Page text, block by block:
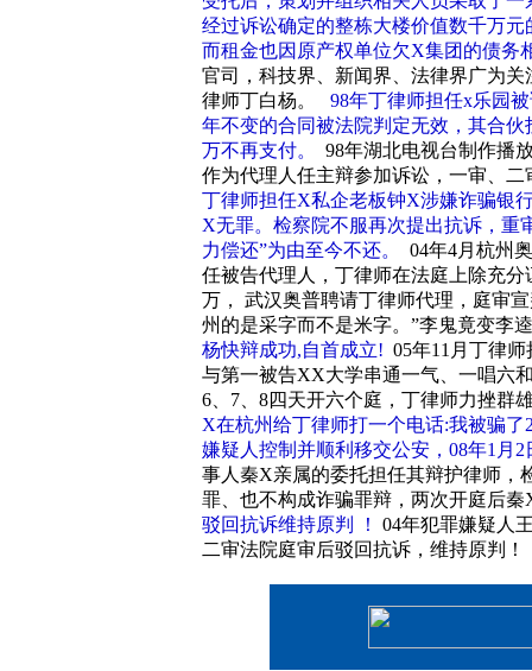
经过诉讼确定的整栋大楼价值数千万
而租金也因原产权单位欠X集团的债务
官司，科技界、新闻界、法律界广为
律师丁白杨。 98年丁律师担任x乐园
年不变的合同被法院判定无效，其合
万不再支付。
98年湖北电视台制作播
作为代理人任主辩参加诉讼，一审、
丁律师担任X私企老板钟X涉嫌诈骗银
X无罪。检察院不服再次提出抗诉，重
力偿还”为由至今不还。 04年4月杭州
任被告代理人，丁律师在法庭上除充
万， 武汉奥普聘请丁律师代理，庭审
州的是采字而不是米字。”李鬼竟变李
杨快辩成功,自首成立! 05年11月丁律
与第一被告XX大学串通一气、一唱六
6、7、8四天开六个庭，丁律师力挫群
X在杭州给丁律师打一个电话:我被骗
嫌疑人控制并顺利移交公安，08年1月
事人秦X亲属的委托担任其辩护律师，
罪、也不构成诈骗罪辩，两次开庭后秦
驳回抗诉维持原判 ！ 04年犯罪嫌疑人
二审法院庭审后驳回抗诉，维持原判！